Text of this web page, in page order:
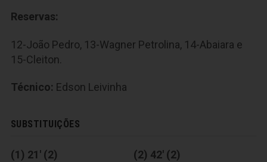
Reservas:
12-João Pedro, 13-Wagner Petrolina, 14-Abaiara e
15-Cleiton.
Técnico: Edson Leivinha
SUBSTITUIÇÕES
(1) 21' (2) (2) 42' (2)